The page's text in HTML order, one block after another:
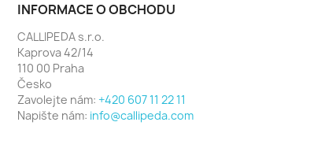
INFORMACE O OBCHODU
CALLIPEDA s.r.o.
Kaprova 42/14
110 00 Praha
Česko
Zavolejte nám: +420 607 11 22 11
Napište nám: info@callipeda.com